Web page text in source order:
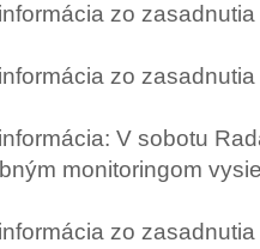
zo
zo
V sobotu
monitoringom
zo